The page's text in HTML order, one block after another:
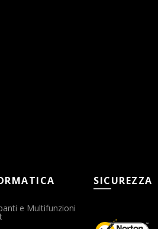
e Multifunzioni
SICUREZZA